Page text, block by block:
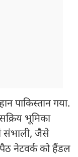
पाकिस्तान गया.
भूमिका
संभाली, जैसे
नेटवर्क को हैंडल